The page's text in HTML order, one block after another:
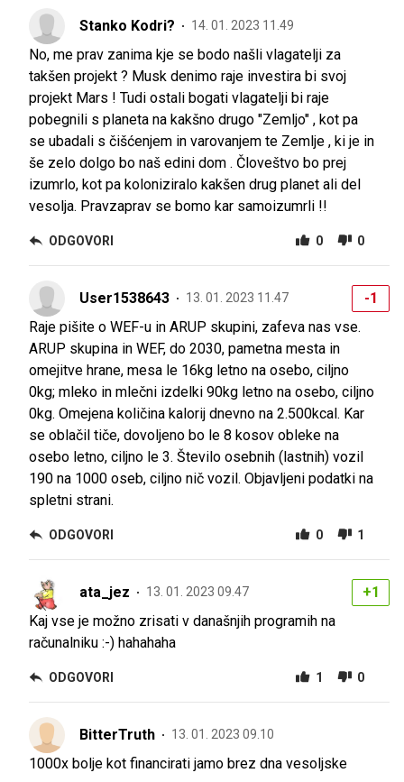
Stanko Kodri? 14. 01. 2023 11.49
No, me prav zanima kje se bodo našli vlagatelji za
takšen projekt ? Musk denimo raje investira bi svoj
projekt Mars ! Tudi ostali bogati vlagatelji bi raje
pobegnili s planeta na kakšno drugo "Zemljo" , kot pa
se ubadali s čišćenjem in varovanjem te Zemlje , ki je in
še zelo dolgo bo naš edini dom . Človeštvo bo prej
izumrlo, kot pa koloniziralo kakšen drug planet ali del
vesolja. Pravzaprav se bomo kar samoizumrli !!
ODGOVORI 0 0
User1538643 13. 01. 2023 11.47
-1
Raje pišite o WEF-u in ARUP skupini, zafeva nas vse.
ARUP skupina in WEF, do 2030, pametna mesta in
omejitve hrane, mesa le 16kg letno na osebo, ciljno
0kg; mleko in mlečni izdelki 90kg letno na osebo, ciljno
0kg. Omejena količina kalorij dnevno na 2.500kcal. Kar
se oblačil tiče, dovoljeno bo le 8 kosov obleke na
osebo letno, ciljno le 3. Število osebnih (lastnih) vozil
190 na 1000 oseb, ciljno nič vozil. Objavljeni podatki na
spletni strani.
ODGOVORI 0 1
ata_jez 13. 01. 2023 09.47
+1
Kaj vse je možno zrisati v današnjih programih na
računalniku :-) hahahaha
ODGOVORI 1 0
BitterTruth 13. 01. 2023 09.10
1000x bolje kot financirati jamo brez dna vesoljske